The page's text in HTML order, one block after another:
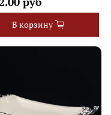
В корзину